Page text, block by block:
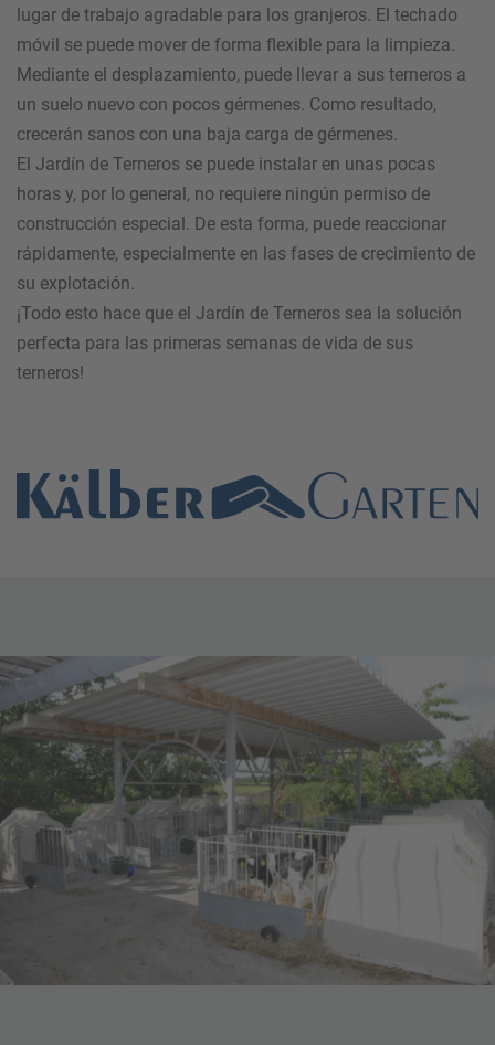
lugar de trabajo agradable para los granjeros. El techado
móvil se puede mover de forma flexible para la limpieza.
Mediante el desplazamiento, puede llevar a sus terneros a
un suelo nuevo con pocos gérmenes. Como resultado,
crecerán sanos con una baja carga de gérmenes.
El Jardín de Terneros se puede instalar en unas pocas
horas y, por lo general, no requiere ningún permiso de
construcción especial. De esta forma, puede reaccionar
rápidamente, especialmente en las fases de crecimiento de
su explotación.
¡Todo esto hace que el Jardín de Terneros sea la solución
perfecta para las primeras semanas de vida de sus
terneros!